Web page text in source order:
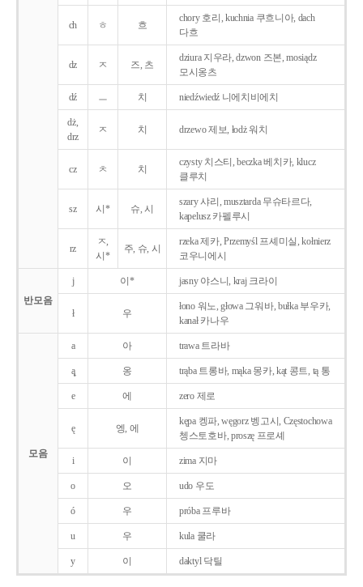
ch ㅎ 흐
chory 호리, kuchnia 쿠흐니아, dach
다흐
dz ㅈ 즈, 츠
dziura 지우라, dzwon 즈본, mosiądz
모시옹츠
dź ㅡ 치 niedźwiedź 니에치비에치
dż,
drz
ㅈ 치 drzewo 제보, łodż 워치
cz ㅊ 치
czysty 치스티, beczka 베치카, klucz
클루치
sz 시* 슈, 시
szary 샤리, musztarda 무슈타르다,
kapelusz 카펠루시
rz
ㅈ,
시*
주, 슈, 시
rzeka 제카, Przemyśl 프셰미실, kołnierz
코우니에시
반모음
j 이* jasny 야스니, kraj 크라이
ł 우
łono 워노, głowa 그워바, bułka 부우카,
kanał 카나우
모음
a 아 trawa 트라바
ą̨ 옹 trąba 트롱바, mąka 몽카, kąt 콩트, tą 통
e 에 zero 제로
ę 엥, 에
kępa 켕파, węgorz 벵고시, Częstochowa
쳉스토호바, proszę 프로셰
i 이 zima 지마
o 오 udo 우도
ó 우 próba 프루바
u 우 kula 쿨라
y 이 daktyl 닥틸